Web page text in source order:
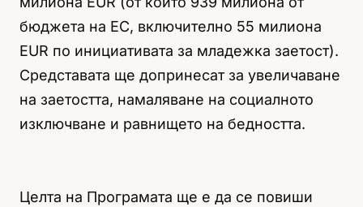
бюджета на ЕС, включително 55 милиона
EUR по инициативата за младежка заетост).
Средставата ще допринесат за увеличаване
на заетостта, намаляване на социалното
изключване и равнището на бедността.
Целта на Програмата ще е да се повиши